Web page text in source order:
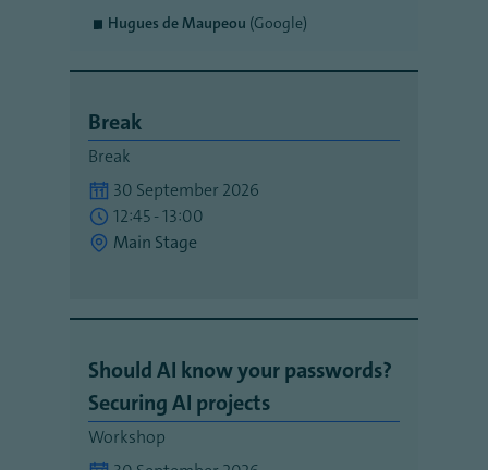
Hugues de Maupeou (Google)
Break
Break
30 September 2026
12:45 - 13:00
Main Stage
Should AI know your passwords?
Securing AI projects
Workshop